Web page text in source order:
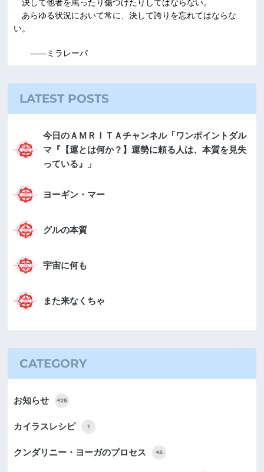
決して他者を罵ったり傷つけたりしてはならない。
あらゆる状況において常に、決して誇りを忘れてはならな
い。
――ミラレーパ
LATEST POSTS
今日のＡＭＲＩＴＡチャンネル「ワンポイントダル
マ『【運とは何か？】運勢に頼る人は、本質を見失
っている』」
ヨーギン・マー
グルの本質
宇宙に何も
また来なくちゃ
CATEGORY
お知らせ 425
カイラスレシピ 1
クンダリニー・ヨーガのプロセス 45